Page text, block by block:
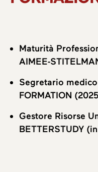
Maturità
AIMEE-
Segretario medico
FORMATION
Gestore Risorse
BETTERSTUDY